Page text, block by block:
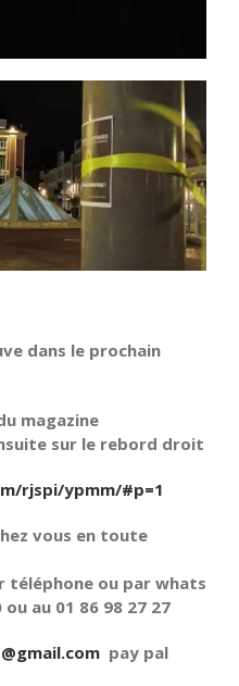
dans le prochain
magazine
sur le rebord droit
rjspi/ypmm/#p=1
vous en toute
téléphone ou par whats
au 01 86 98 27 27
pay pal